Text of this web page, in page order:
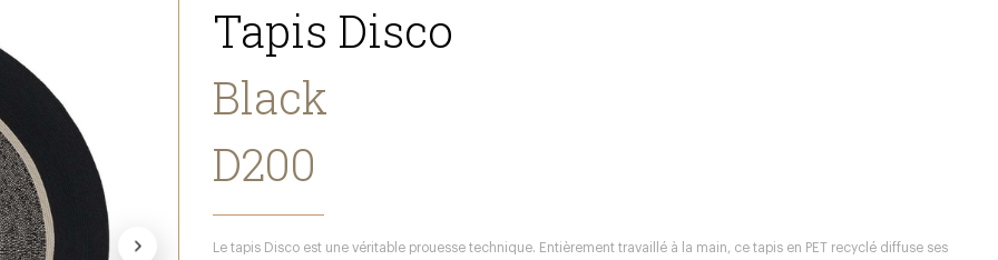
Tapis Disco
Black
D200
Le tapis Disco est une véritable prouesse technique. Entièrement travaillé à la main, ce tapis en PET recyclé diffuse ses